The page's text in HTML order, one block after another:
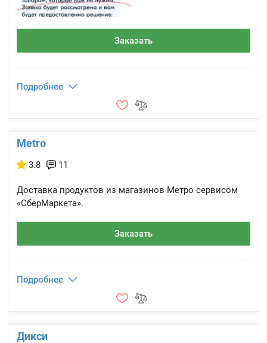
Заказать
Подробнее
Metro
3.8 11
Доставка продуктов из магазинов Метро сервисом
«СберМаркета».
Заказать
Подробнее
Дикси